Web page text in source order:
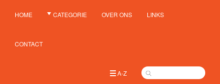
HOME CATEGORIE OVER ONS LINKS
CONTACT
A-Z